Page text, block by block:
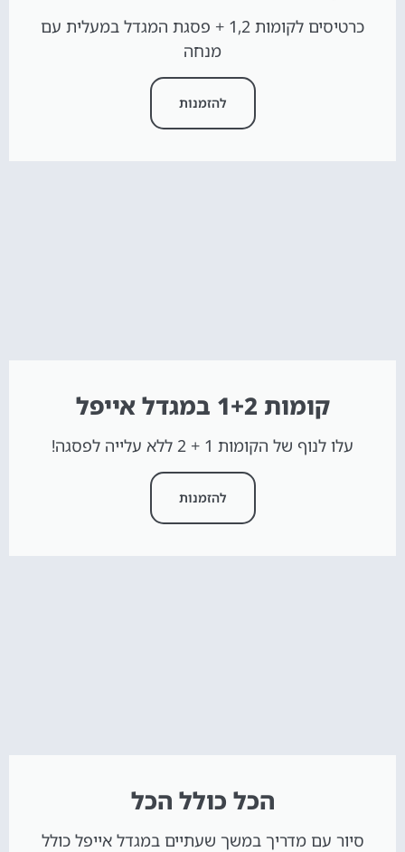
כרטיסים לקומות 1,2 + פסגת המגדל במעלית עם
מנחה
להזמנות
קומות 1+2 במגדל אייפל
עלו לנוף של הקומות 1 + 2 ללא עלייה לפסגה!
להזמנות
הכל כולל הכל
סיור עם מדריך במשך שעתיים במגדל אייפל כולל